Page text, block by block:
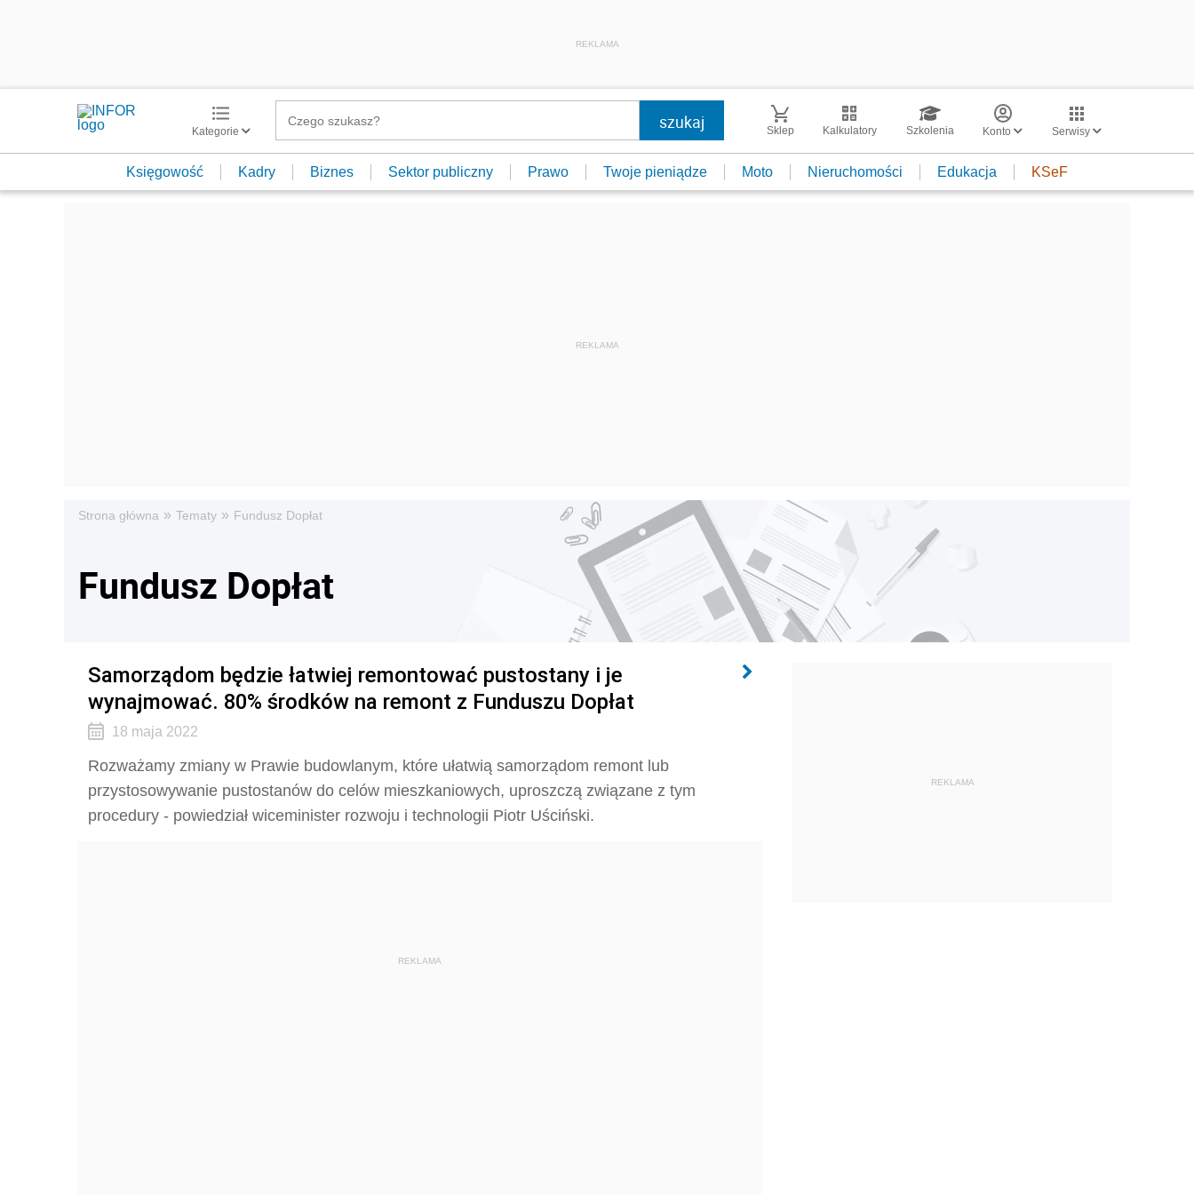
REKLAMA
Kategorie Sklep Kalkulatory Szkolenia Konto Serwisy
Księgowość Kadry Biznes Sektor publiczny Prawo Twoje pieniądze Moto Nieruchomości Edukacja KSeF
Strona główna » Tematy » Fundusz Dopłat
Fundusz Dopłat
Samorządom będzie łatwiej remontować pustostany i je
wynajmować. 80% środków na remont z Funduszu Dopłat
18 maja 2022
Rozważamy zmiany w Prawie budowlanym, które ułatwią samorządom remont lub
przystosowywanie pustostanów do celów mieszkaniowych, uproszczą związane z tym
procedury - powiedział wiceminister rozwoju i technologii Piotr Uściński.
REKLAMA
REKLAMA